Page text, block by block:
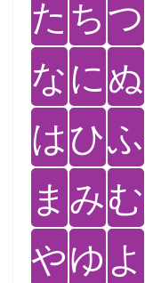
た ちつ
なにぬ
はひふ
ま みむ
やゆ よ